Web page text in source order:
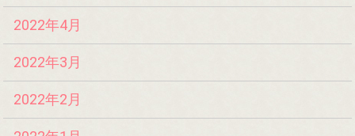
2022年4月
2022年3月
2022年2月